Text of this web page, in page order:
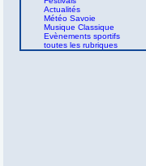
Actualités
Météo Savoie
Musique Classique
Evènements sportifs
toutes les rubriques